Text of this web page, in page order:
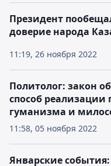
11:19, 26 ноября 2022
Президент
доверие народа
11:58, 05 ноября 2022
Политолог: закон
способ реализации
гуманизма и
Январские